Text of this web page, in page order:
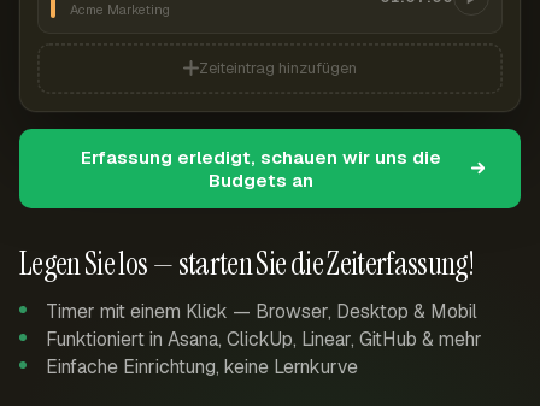
Legen Sie los — starten Sie die Zeiterfassung!
Timer mit einem Klick — Browser, Desktop & Mobil
Funktioniert in Asana, ClickUp, Linear, GitHub & mehr
Einfache Einrichtung, keine Lernkurve
Acme Marketing
Zeiteintrag hinzufügen
Erfassung erledigt, schauen wir uns die
Budgets an